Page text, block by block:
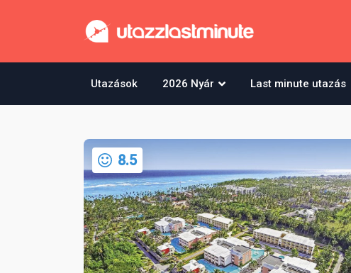
Utazások 2026 Nyár Last minute utazás
8.5